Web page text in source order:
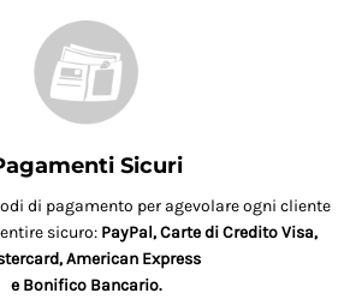
Sicuri
di pagamento per agevolare ogni cliente
sicuro: PayPal, Carte di Credito Visa,
American Express
e Bonifico Bancario.